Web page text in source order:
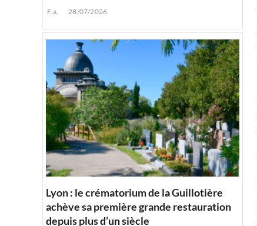
F.a. 28/07/2026
Lyon : le crématorium de la Guillotière
achève sa première grande restauration
depuis plus d’un siècle